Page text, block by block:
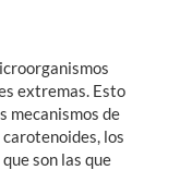
extremas. Esto
mecanismos de
los
son las que